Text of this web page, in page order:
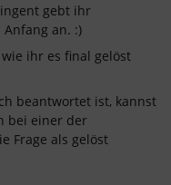
gebt ihr
an. :)
ihr es final gelöst
beantwortet ist, kannst
bei einer der
Frage als gelöst